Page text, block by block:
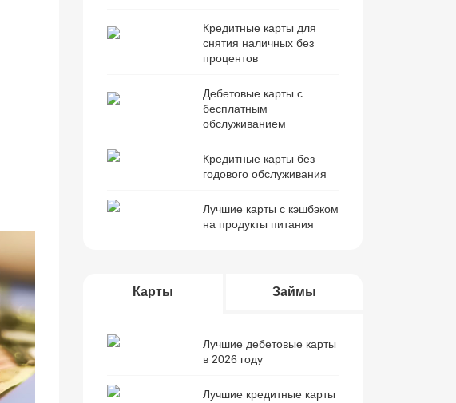
Кредитные карты для
снятия наличных без
процентов
Дебетовые карты с
бесплатным
обслуживанием
Кредитные карты без
годового обслуживания
Лучшие карты с кэшбэком
на продукты питания
Карты Займы
Лучшие дебетовые карты
в 2026 году
Лучшие кредитные карты